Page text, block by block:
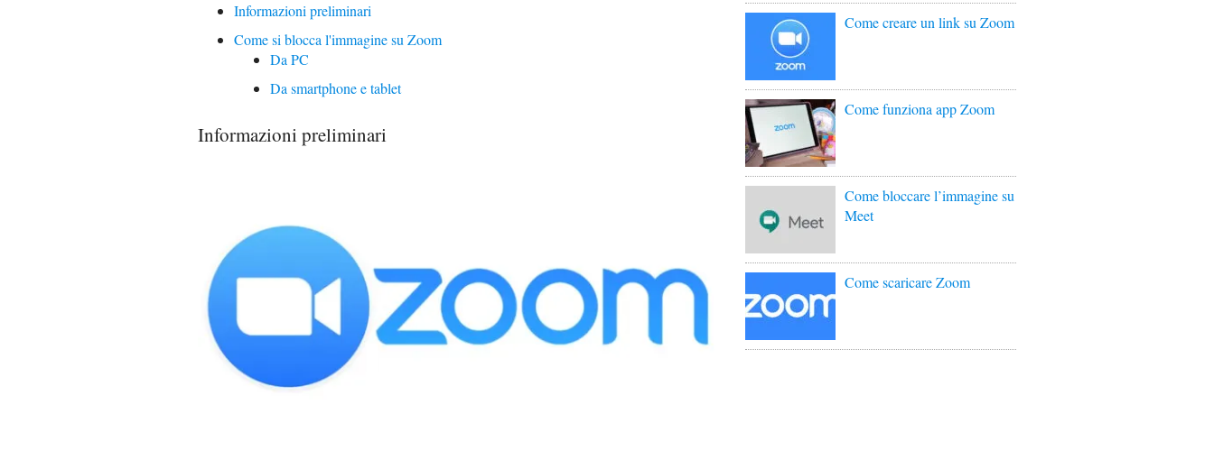
Informazioni preliminari
Come si blocca l'immagine su Zoom
Da PC
Da smartphone e tablet
Informazioni preliminari
Come creare un link su Zoom
Come funziona app Zoom
Come bloccare l’immagine su
Meet
Come scaricare Zoom